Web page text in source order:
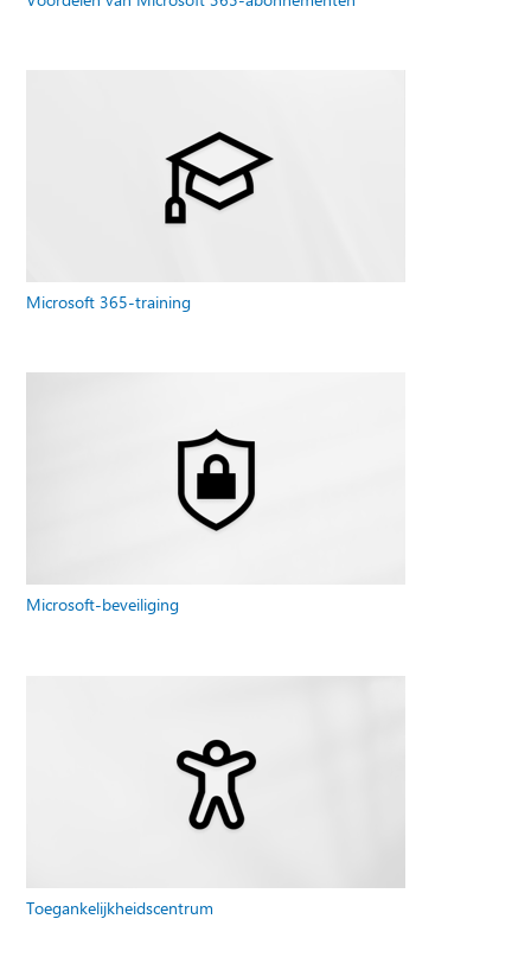
Microsoft 365-training
Microsoft-beveiliging
Toegankelijkheidscentrum